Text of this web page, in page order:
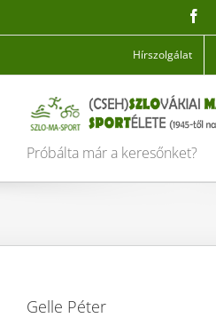
Hírszolgálat
Próbálta már a keresőnket?
Gelle Péter